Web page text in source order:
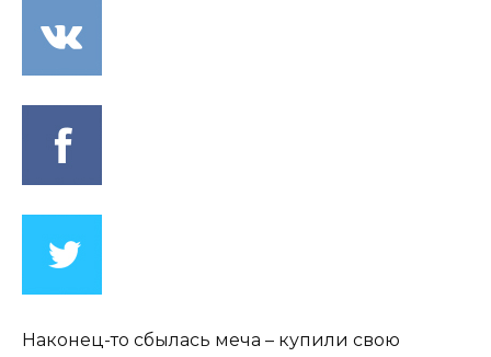
Наконец-то сбылась меча – купили свою